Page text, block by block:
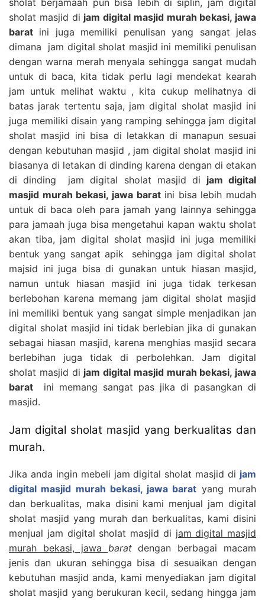
sholat masjid di jam digital masjid murah bekasi, jawa
barat ini juga memiliki penulisan yang sangat jelas
dimana jam digital sholat masjid ini memiliki penulisan
dengan warna merah menyala sehingga sangat mudah
untuk di baca, kita tidak perlu lagi mendekat kearah
jam untuk melihat waktu , kita cukup melihatnya di
batas jarak tertentu saja, jam digital sholat masjid ini
juga memiliki disain yang ramping sehingga jam digital
sholat masjid ini bisa di letakkan di manapun sesuai
dengan kebutuhan masjid , jam digital sholat masjid ini
biasanya di letakan di dinding karena dengan di etakan
di dinding jam digital sholat masjid di jam digital
masjid murah bekasi, jawa baratini bisa lebih mudah
untuk di baca oleh para jamah yang lainnya sehingga
para jamaah juga bisa mengetahui kapan waktu sholat
akan tiba, jam digital sholat masjid ini juga memiliki
bentuk yang sangat apik sehingga jam digital sholat
majsid ini juga bisa di gunakan untuk hiasan masjid,
namun untuk hiasan masjid ini juga tidak terkesan
berlebohan karena memang jam digital sholat masjid
ini memiliki bentuk yang sangat simple menjadikan jan
digital sholat masjid ini tidak berlebian jika di gunakan
sebagai hiasan masjid, karena menghias masjid secara
berlebihan juga tidak di perbolehkan. Jam digital
sholat masjid di jam digital masjid murah bekasi, jawa
barat ini memang sangat pas jika di pasangkan di
masjid.
Jam digital sholat masjid yang berkualitas dan
murah.
Jika anda ingin mebeli jam digital sholat masjid di jam
digital masjid murah bekasi, jawa barat yang murah
dan berkualitas, maka disini kami menjual jam digital
sholat masjid yang murah dan berkualitas, kami disini
menjual jam digital sholat masjid di jam digital masjid
murah bekasi, jawa baratdengan berbagai macam
jenis dan ukuran sehingga bisa di sesuaikan dengan
kebutuhan masjid anda, kami menyediakan jam digital
sholat masjid yang berukuran kecil, sedang hingga jam